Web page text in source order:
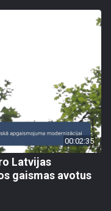
00:02:35
Latvijas
gaismas avotus